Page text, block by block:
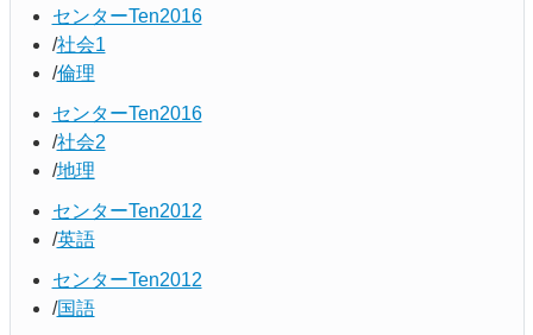
センターTen2016
社会1
倫理
センターTen2016
社会2
地理
センターTen2012
英語
センターTen2012
国語